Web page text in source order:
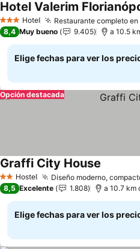
3 Estrellas
Hotel Restaurante completo
Hotel Valerim
8,4 Muy bueno 9.405 a 10.5
Elige fechas para ver los
Opción destacada
2 Estrellas
Hostel Diseño moderno,
Graffi City House
8,5 Excelente 1.808 a 10.7 km
Elige fechas para ver los